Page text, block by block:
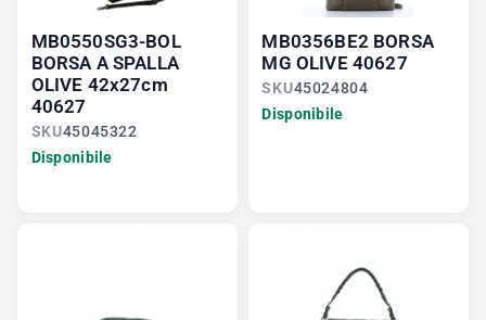
MB0550SG3-BOL
BORSA A SPALLA
OLIVE 42x27cm
40627
SKU45045322
Disponibile
MB0356BE2 BORSA
MG OLIVE 40627
SKU45024804
Disponibile